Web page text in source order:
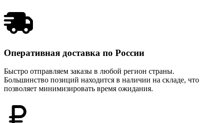
Оперативная доставка по России
Быстро отправляем заказы в любой регион страны.
Большинство позиций находится в наличии на складе, что
позволяет минимизировать время ожидания.